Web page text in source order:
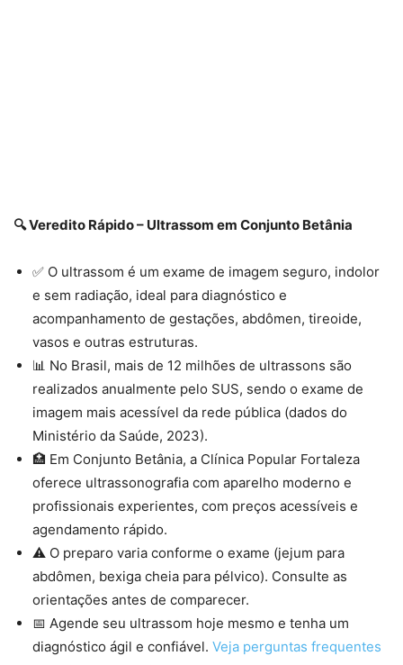
🔍 Veredito Rápido – Ultrassom em Conjunto Betânia
✅ O ultrassom é um exame de imagem seguro, indolor
e sem radiação, ideal para diagnóstico e
acompanhamento de gestações, abdômen, tireoide,
vasos e outras estruturas.
📊 No Brasil, mais de 12 milhões de ultrassons são
realizados anualmente pelo SUS, sendo o exame de
imagem mais acessível da rede pública (dados do
Ministério da Saúde, 2023).
🏥 Em Conjunto Betânia, a Clínica Popular Fortaleza
oferece ultrassonografia com aparelho moderno e
profissionais experientes, com preços acessíveis e
agendamento rápido.
⚠️ O preparo varia conforme o exame (jejum para
abdômen, bexiga cheia para pélvico). Consulte as
orientações antes de comparecer.
📅 Agende seu ultrassom hoje mesmo e tenha um
diagnóstico ágil e confiável. Veja perguntas frequentes